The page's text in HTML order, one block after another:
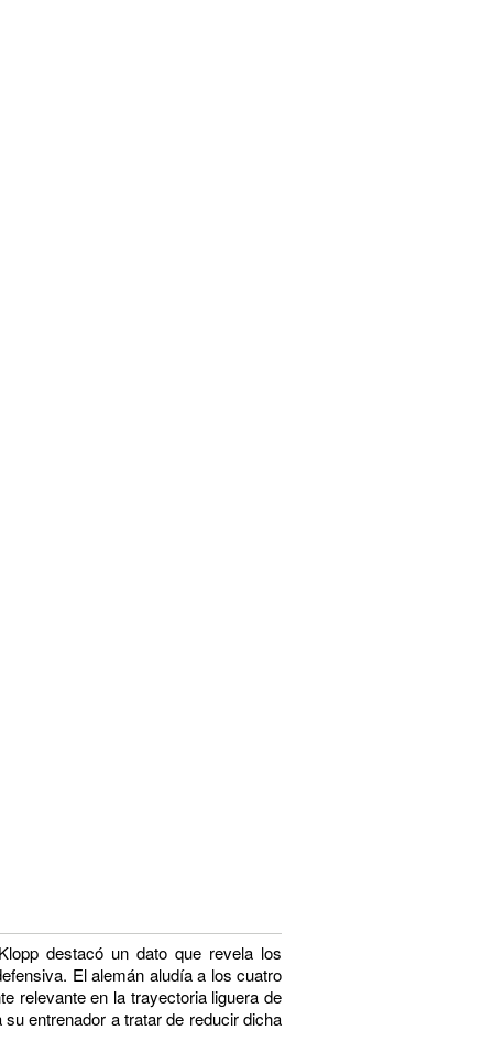
destacó un dato que revela los
El alemán aludía a los cuatro
relevante en la trayectoria liguera de
entrenador a tratar de reducir dicha